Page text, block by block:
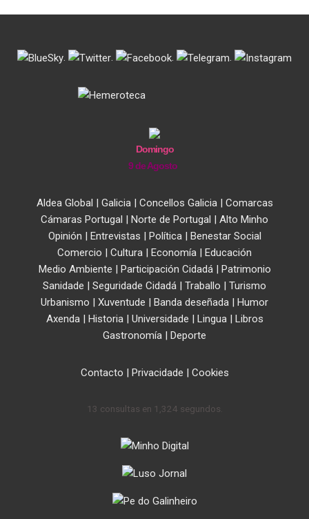
. . . .
Domingo
9 de Agosto
Aldea Global | Galicia| Concellos Galicia| Comarcas
Cámaras Portugal | Norte de Portugal | Alto Minho
Opinión | Entrevistas | Política| Benestar Social
Comercio | Cultura | Economía | Educación
Medio Ambiente | Participación Cidadá| Patrimonio
Sanidade | Seguridade Cidadá | Traballo | Turismo
Urbanismo | Xuventude | Banda deseñada | Humor
Axenda| Historia| Universidade | Lingua| Libros
Gastronomía | Deporte
Contacto | Privacidade | Cookies
13 consultas en 1,324 segundos.